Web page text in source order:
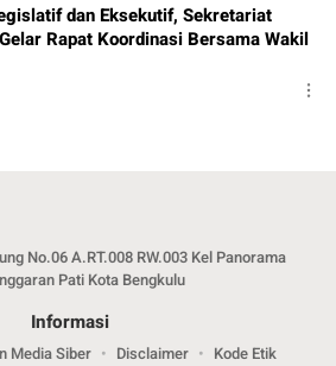
dan Eksekutif, Sekretariat
Rapat Koordinasi Bersama Wakil
No.06 A.RT.008 RW.003 Kel Panorama
Pati Kota Bengkulu
Informasi
Media Siber Disclaimer Kode Etik